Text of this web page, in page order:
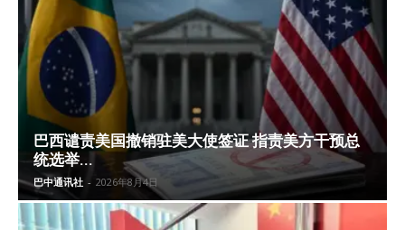
巴西谴责美国撤销驻美大使签证 指责美方干预总
统选举...
巴中通讯社 - 2026年8月4日